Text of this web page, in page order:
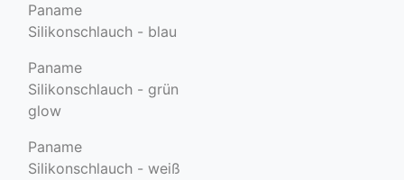
Paname
Silikonschlauch - blau
Paname
Silikonschlauch - grün
glow
Paname
Silikonschlauch - weiß